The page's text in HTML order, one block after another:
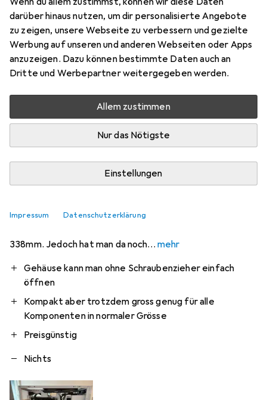
darüber hinaus nutzen, um dir personalisierte Angebote
zu zeigen, unsere Webseite zu verbessern und gezielte
Werbung auf unseren und anderen Webseiten oder Apps
anzuzeigen. Dazu können bestimmte Daten auch an
Dritte und Werbepartner weitergegeben werden.
Allem zustimmen
Nur das Nötigste
Einstellungen
Impressum Datenschutzerklärung
Bewertung für ASUS Prime AP201
Supertab
hat dieses Produkt gekauft
Ich wollte ein Gehäuse, dass kompakt ist, aber wo ich
nicht auf ITX Komponenten ausweichen muss. Dieser
338mm. Jedoch hat man da noch
mehr
ProGehäuse kann man ohne Schraubenzieher einfach
öffnen
Kompakt aber trotzdem gross genug für alle
Komponenten in normaler Grösse
Preisgünstig
Contra
Nichts